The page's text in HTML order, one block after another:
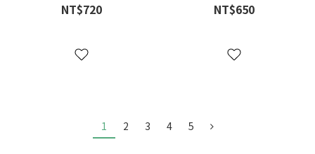
NT$720 NT$650
1 2 3 4 5